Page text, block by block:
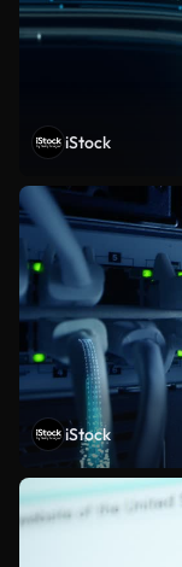
iStock
iStock